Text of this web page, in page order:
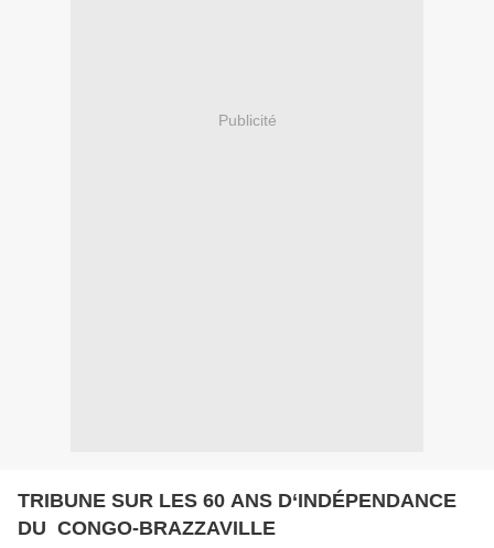
Publicité
TRIBUNE SUR LES 60 ANS D‘INDÉPENDANCE
DU CONGO-BRAZZAVILLE